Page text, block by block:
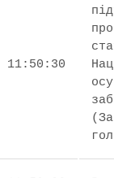
11:50:30